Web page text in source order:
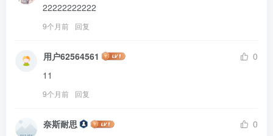
22222222222
9个月前 回复
用户62564561
0
11
9个月前 回复
奈斯耐思
0